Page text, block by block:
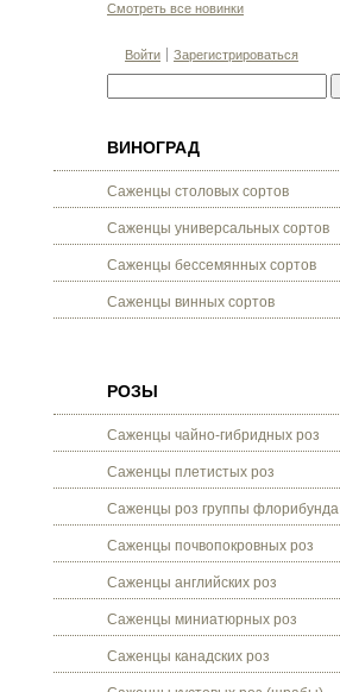
Смотреть все новинки
Войти Зарегистрироваться
ВИНОГРАД
Саженцы столовых сортов
Саженцы универсальных сортов
Саженцы бессемянных сортов
Саженцы винных сортов
РОЗЫ
Саженцы чайно-гибридных роз
Саженцы плетистых роз
Саженцы роз группы флорибунда
Саженцы почвопокровных роз
Саженцы английских роз
Саженцы миниатюрных роз
Саженцы канадских роз